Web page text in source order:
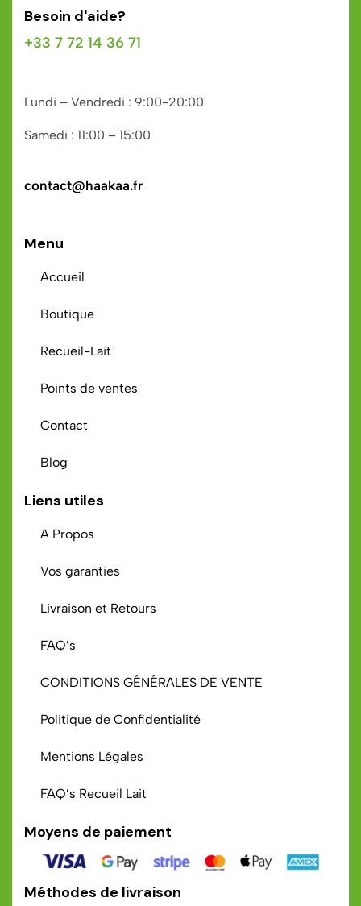
Besoin d'aide?
+33 7 72 14 36 71
Lundi – Vendredi : 9:00-20:00
Samedi : 11:00 – 15:00
contact@haakaa.fr
Menu
Accueil
Boutique
Recueil-Lait
Points de ventes
Contact
Blog
Liens utiles
A Propos
Vos garanties
Livraison et Retours
FAQ’s
CONDITIONS GÉNÉRALES DE VENTE
Politique de Confidentialité
Mentions Légales
FAQ’s Recueil Lait
Moyens de paiement
Méthodes de livraison